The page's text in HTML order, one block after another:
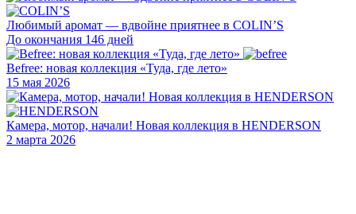
Любимый аромат — вдвойне приятнее в COLIN’S
До окончания 146 дней
Befree: новая коллекция «Туда, где лето»
15 мая 2026
Камера, мотор, начали! Новая коллекция в HENDERSON
2 марта 2026